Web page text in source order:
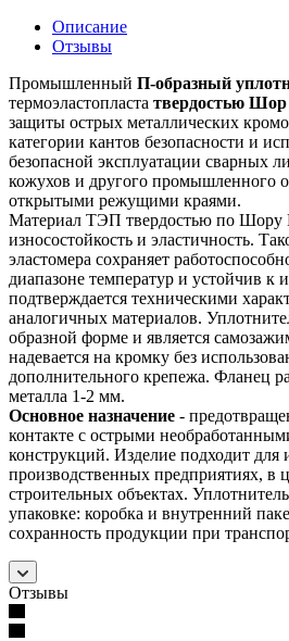
Описание
Отзывы
Промышленный П-образный
термоэластопласта твердостью Шор
защиты острых металлических
категории кантов безопасности и
безопасной эксплуатации сварных
кожухов и другого промышленного
открытыми режущими краями.
Материал ТЭП твердостью по Шору
износостойкость и эластичность.
эластомера сохраняет
диапазоне температур и устойчив к
подтверждается техническими
аналогичных материалов.
образной форме и является
надевается на кромку без
дополнительного крепежа. Фланец
металла 1-2 мм.
Основное назначение -
контакте с острыми
конструкций. Изделие подходит для
производственных предприятиях, в
строительных объектах.
упаковке: коробка и внутренний
сохранность продукции при
Отзывы